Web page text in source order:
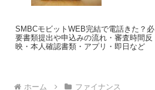
SMBCモビットWEB完結で電話きた？必
要書類提出や申込みの流れ・審査時間反
映・本人確認書類・アプリ・即日など
ホーム ファイナンス